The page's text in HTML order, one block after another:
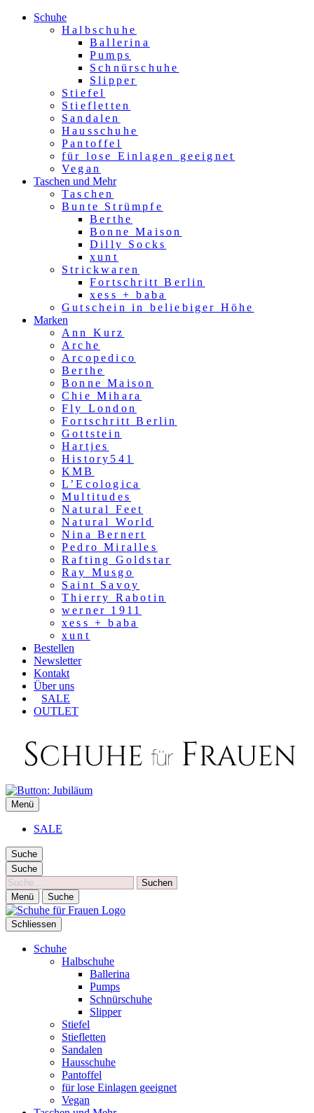
Schuhe
Halbschuhe
Ballerina
Pumps
Schnürschuhe
Slipper
Stiefel
Stiefletten
Sandalen
Hausschuhe
Pantoffel
für lose Einlagen geeignet
Vegan
Taschen und Mehr
Taschen
Bunte Strümpfe
Berthe
Bonne Maison
Dilly Socks
xunt
Strickwaren
Fortschritt Berlin
xess + baba
Gutschein in beliebiger Höhe
Marken
Ann Kurz
Arche
Arcopedico
Berthe
Bonne Maison
Chie Mihara
Fly London
Fortschritt Berlin
Gottstein
Hartjes
History541
KMB
L’Ecologica
Multitudes
Natural Feet
Natural World
Nina Bernert
Pedro Miralles
Rafting Goldstar
Ray Musgo
Saint Savoy
Thierry Rabotin
werner 1911
xess + baba
xunt
Bestellen
Newsletter
Kontakt
Über uns
SALE
OUTLET
SCHUHE FÜR FRAUEN
Die besten Schuhe für Frauen
Menü
SALE
Suche
Suche
Suche
Menü Suche
Schliessen
Schuhe
Halbschuhe
Ballerina
Pumps
Schnürschuhe
Slipper
Stiefel
Stiefletten
Sandalen
Hausschuhe
Pantoffel
für lose Einlagen geeignet
Vegan